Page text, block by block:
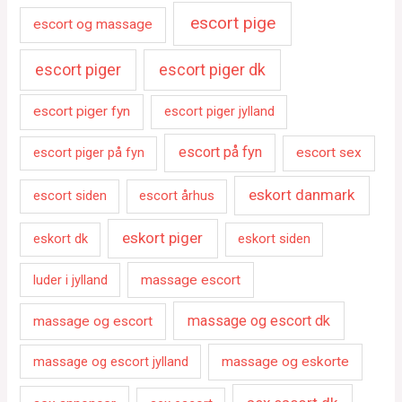
escort og massage escort pige
escort piger escort piger dk
escort piger fyn escort piger jylland
escort piger på fyn escort på fyn escort sex
escort siden escort århus eskort danmark
eskort dk eskort piger eskort siden
luder i jylland massage escort
massage og escort massage og escort dk
massage og escort jylland massage og eskorte